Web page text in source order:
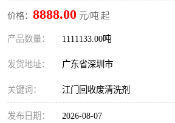
价格： 8888.00 元/吨 起
产品数量： 1111133.00吨
发货地址： 广东省深圳市
关键词： 江门回收废清洗剂
发布日期： 2026-08-07